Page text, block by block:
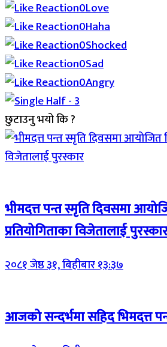
0Love
0Haha
0Shocked
0Sad
0Angry
छुटाउनु भयो कि ?
भीमदत्त पन्त स्मृति दिवसमा
प्रतियोगिताका विजेतालाई
२०८१ जेष्ठ ३१, बिहीबार १३:३७
आजको सन्दर्भमा सहिद भिमदत्त